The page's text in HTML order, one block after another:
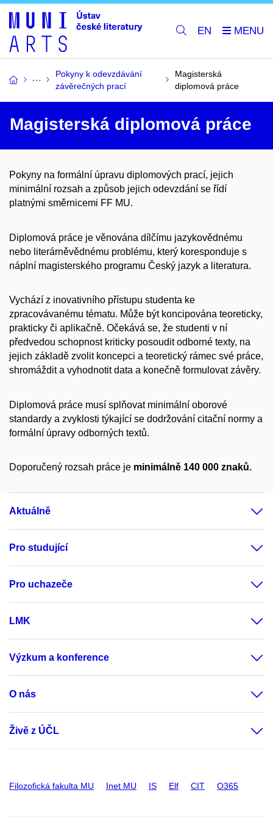
EN
Pokyny k odevzdávání
závěrečných prací
Magisterská
diplomová práce
Magisterská diplomová práce
Pokyny na formální úpravu diplomových prací, jejich
minimální rozsah a způsob jejich odevzdání se řídí
platnými směrnicemi FF MU.
Diplomová práce je věnována dílčímu jazykovědnému
nebo literárněvědnému problému, který koresponduje s
náplní magisterského programu Český jazyk a literatura.
Vychází z inovativního přístupu studenta ke
zpracovávanému tématu. Může být koncipována teoreticky,
prakticky či aplikačně. Očekává se, že studenti v ní
předvedou schopnost kriticky posoudit odborné texty, na
jejich základě zvolit koncepci a teoretický rámec své práce,
shromáždit a vyhodnotit data a konečně formulovat závěry.
Diplomová práce musí splňovat minimální oborové
standardy a zvyklosti týkající se dodržování citační normy a
formální úpravy odborných textů.
Doporučený rozsah práce je minimálně 140 000 znaků.
Aktuálně
Pro studující
Pro uchazeče
LMK
Výzkum a konference
O nás
Živě z ÚČL
Filozofická fakulta MU Inet MU IS Elf CIT O365